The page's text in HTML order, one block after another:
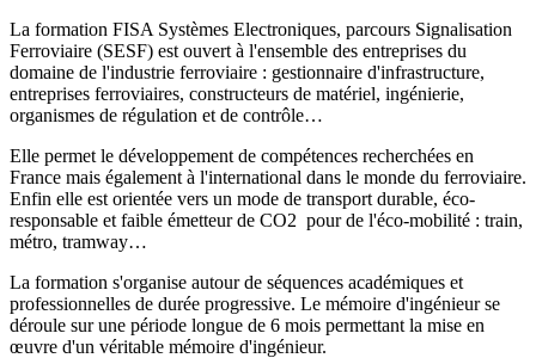
La formation FISA Systèmes Electroniques, parcours Signalisation
Ferroviaire (SESF) est ouvert à l'ensemble des entreprises du
domaine de l'industrie ferroviaire : gestionnaire d'infrastructure,
entreprises ferroviaires, constructeurs de matériel, ingénierie,
organismes de régulation et de contrôle…
Elle permet le développement de compétences recherchées en
France mais également à l'international dans le monde du ferroviaire.
Enfin elle est orientée vers un mode de transport durable, éco-
responsable et faible émetteur de CO2 pour de l'éco-mobilité : train,
métro, tramway…
La formation s'organise autour de séquences académiques et
professionnelles de durée progressive. Le mémoire d'ingénieur se
déroule sur une période longue de 6 mois permettant la mise en
œuvre d'un véritable mémoire d'ingénieur.